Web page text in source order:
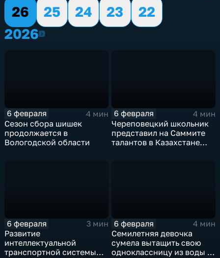
26
25 24 23
22
20262026
6 февраля
4 мин
Сезон сбора шишек
продолжается в
Вологодской области
6 февраля
4 мин
Череповецкий школьник
представил на Саммите
талантов в Казахстане
6 февраля
3 мин
Развитие
интеллектуальной
транспортной системы
6 февраля
4 мин
Семилетняя девочка
сумела вытащить свою
одноклассницу из воды в